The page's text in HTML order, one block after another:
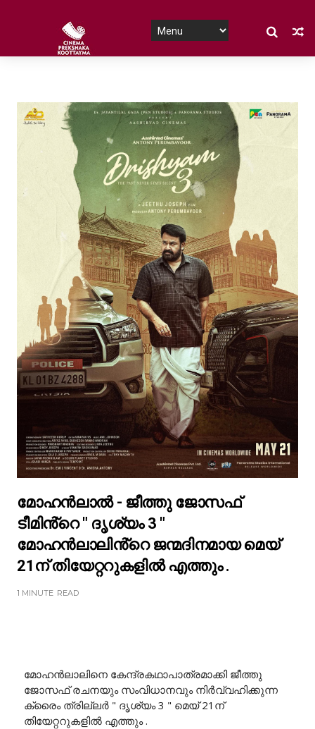
മോഹൻലാൽ - ജീത്തു ജോസഫ്
ടീമിൻ്റെ " ദൃശ്യം 3 "
മോഹൻലാലിൻ്റെ ജന്മദിനമായ മെയ്
21ന് തിയേറ്ററുകളിൽ എത്തും .
1 MINUTE READ
മോഹൻലാലിനെ കേന്ദ്രകഥാപാത്രമാക്കി ജീത്തു
ജോസഫ് രചനയും സംവിധാനവും നിർവ്വഹിക്കുന്ന
ക്രൈം ത്രില്ലർ " ദൃശ്യം 3 " മെയ് 21ന്
തിയേറ്ററുകളിൽ എത്തും .